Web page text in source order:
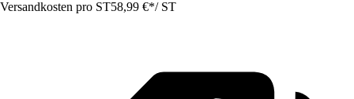
Versandkosten pro ST58,99 €*/ ST